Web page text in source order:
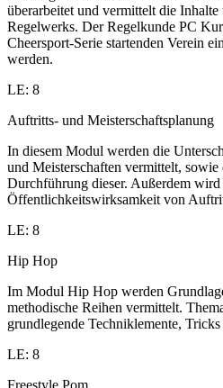
überarbeitet und vermittelt die
Regelwerks. Der Regelkunde PC
Cheersport-Serie startenden Verein
werden.
LE: 8
Auftritts- und Meisterschaftsplanung
In diesem Modul werden die
und Meisterschaften vermittelt,
Durchführung dieser. Außerdem wird
Öffentlichkeitswirksamkeit von
LE: 8
Hip Hop
Im Modul Hip Hop werden
methodische Reihen vermittelt.
grundlegende Techniklemente,
LE: 8
Freestyle Pom